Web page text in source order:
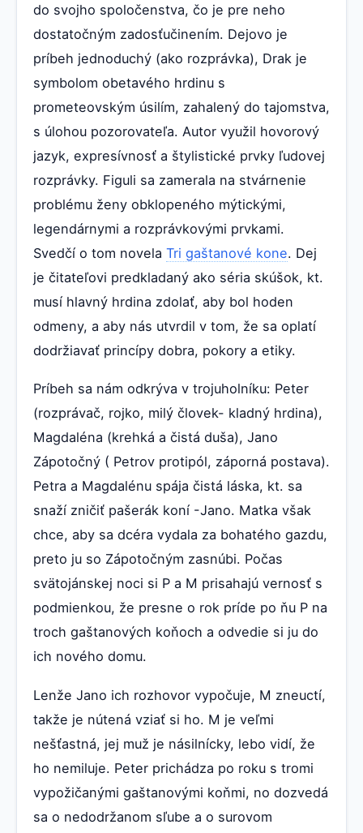
do svojho spoločenstva, čo je pre neho
dostatočným zadosťučinením. Dejovo je
príbeh jednoduchý (ako rozprávka), Drak je
symbolom obetavého hrdinu s
prometeovským úsilím, zahalený do tajomstva,
s úlohou pozorovateľa. Autor využil hovorový
jazyk, expresívnosť a štylistické prvky ľudovej
rozprávky. Figuli sa zamerala na stvárnenie
problému ženy obklopeného mýtickými,
legendárnymi a rozprávkovými prvkami.
Svedčí o tom novela Tri gaštanové kone. Dej
je čitateľovi predkladaný ako séria skúšok, kt.
musí hlavný hrdina zdolať, aby bol hoden
odmeny, a aby nás utvrdil v tom, že sa oplatí
dodržiavať princípy dobra, pokory a etiky.
Príbeh sa nám odkrýva v trojuholníku: Peter
(rozprávač, rojko, milý človek- kladný hrdina),
Magdaléna (krehká a čistá duša), Jano
Zápotočný ( Petrov protipól, záporná postava).
Petra a Magdalénu spája čistá láska, kt. sa
snaží zničiť pašerák koní -Jano. Matka však
chce, aby sa dcéra vydala za bohatého gazdu,
preto ju so Zápotočným zasnúbi. Počas
svätojánskej noci si P a M prisahajú vernosť s
podmienkou, že presne o rok príde po ňu P na
troch gaštanových koňoch a odvedie si ju do
ich nového domu.
Lenže Jano ich rozhovor vypočuje, M zneuctí,
takže je nútená vziať si ho. M je veľmi
nešťastná, jej muž je násilnícky, lebo vidí, že
ho nemiluje. Peter prichádza po roku s tromi
vypožičanými gaštanovými koňmi, no dozvedá
sa o nedodržanom sľube a o surovom